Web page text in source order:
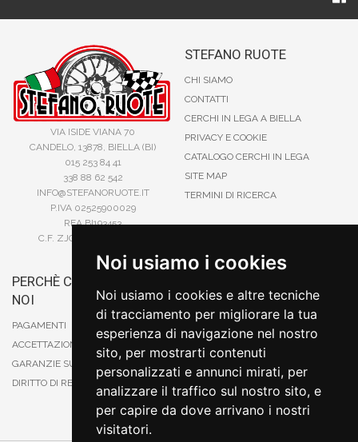
Noi usiamo i cookies
Noi usiamo i cookies e altre tecniche
di tracciamento per migliorare la tua
esperienza di navigazione nel nostro
sito, per mostrarti contenuti
personalizzati e annunci mirati, per
analizzare il traffico sul nostro sito, e
per capire da dove arrivano i nostri
visitatori.
VIA ISIDE VIANA 70
CANDELO, 13878, BIELLA (BI)
015 253 84 41
338 88 62 542
INFO@STEFANORUOTE.IT
P.IVA 02525900029
REA BI193453
C.F. ZJOSFN73H14A859X
STEFANO RUOTE
CHI SIAMO
CONTATTI
CERCHI IN LEGA A BIELLA
PRIVACY E COOKIE
CATALOGO CERCHI IN LEGA
SITE MAP
TERMINI DI RICERCA
PERCHÈ COMPRARE DA
NOI
PAGAMENTI
ACCETTAZIONE DEGLI ORDINI
GARANZIE SUI PRODOTTI
DIRITTO DI RECESSO
CARTA DI CREDITO
PAYPAL
CONTRASSEGNO
POSTEPAY